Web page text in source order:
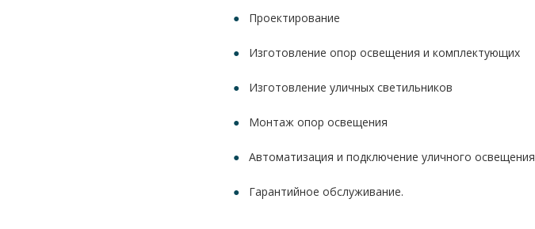
Проектирование
Изготовление опор освещения и комплектующих
Изготовление уличных светильников
Монтаж опор освещения
Автоматизация и подключение уличного освещения
Гарантийное обслуживание.